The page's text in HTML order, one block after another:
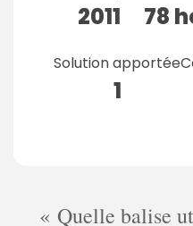
2011 78
Solution apportée
1
Quelle balise